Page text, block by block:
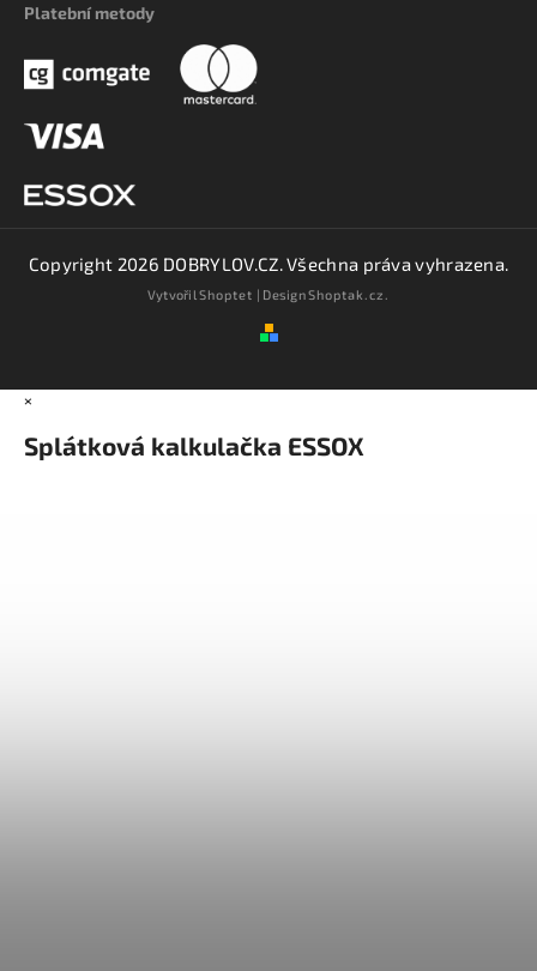
Platební metody
Copyright 2026 DOBRYLOV.CZ . Všechna práva vyhrazena.
VytvořilShoptet | DesignShoptak.cz.
×
Splátková kalkulačka ESSOX